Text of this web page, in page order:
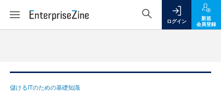
ログイン
新規
会員登録
儲けるITのための基礎知識